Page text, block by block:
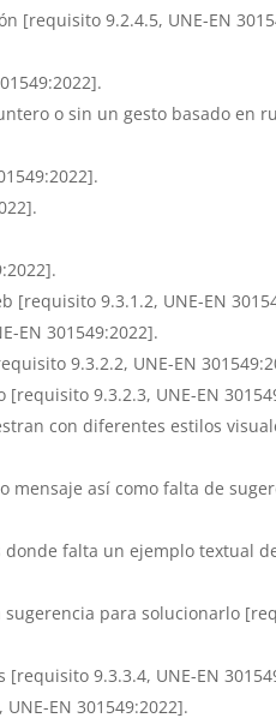
[requisito 9.2.4.5, UNE-EN
o sin un gesto basado en
9.3.1.2, UNE-EN
EN 301549:2022].
9.3.2.2, UNE-EN
9.3.2.3, UNE-EN
con diferentes estilos
mensaje así como falta de
falta un ejemplo textual
para solucionarlo
9.3.3.4, UNE-EN
EN 301549:2022].